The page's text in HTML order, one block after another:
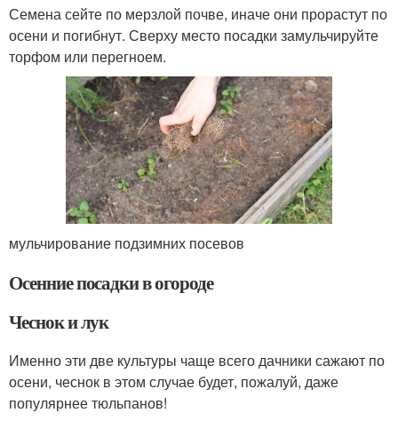
Семена сейте по мерзлой почве, иначе они прорастут по
осени и погибнут. Сверху место посадки замульчируйте
торфом или перегноем.
мульчирование подзимних посевов
Осенние посадки в огороде
Чеснок и лук
Именно эти две культуры чаще всего дачники сажают по
осени, чеснок в этом случае будет, пожалуй, даже
популярнее тюльпанов!